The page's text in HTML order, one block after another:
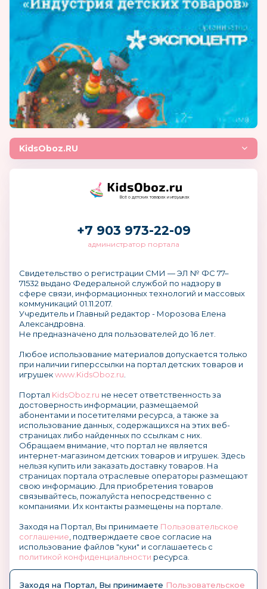
KidsOboz.RU
Всё о детских товарах и игрушках
+7 903 973-22-09
администратор портала
Свидетельство о регистрации СМИ — ЭЛ № ФС 77–
71532 выдано Федеральной службой по надзору в
сфере связи, информационных технологий и массовых
коммуникаций 01.11.2017.
Учредитель и Главный редактор - Морозова Елена
Александровна.
Не предназначено для пользователей до 16 лет.
Любое использование материалов допускается только
при наличии гиперссылки на портал детских товаров и
игрушекwww.KidsOboz.ru
Портал KidsOboz.ru не несет ответственность за
достоверность информации, размещаемой
абонентами и посетителями ресурса, а также за
использование данных, содержащихся на этих веб-
страницах либо найденных по ссылкам с них.
Обращаем внимание, что портал не является
интернет-магазином детских товаров и игрушек. Здесь
нельзя купить или заказать доставку товаров. На
страницах портала отраслевые операторы размещают
свою информацию. Для приобретения товаров
связывайтесь, пожалуйста непосредственно с
компаниями. Их контакты размещены на портале.
Заходя на Портал, Вы принимаете Пользовательское
соглашение , подтверждаете свое согласие на
использование файлов "куки" и соглашаетесь с
политикой конфиденциальности ресурса.
Заходя на Портал, Вы принимаете Пользовательское